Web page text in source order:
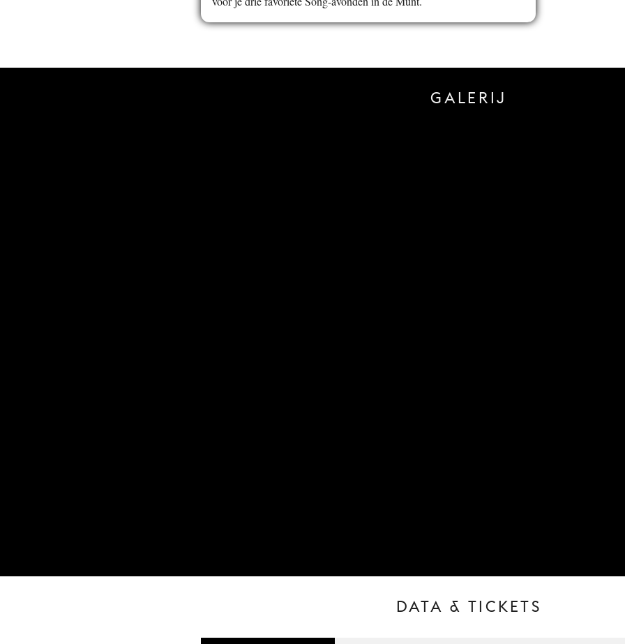
GALERIJ
DATA & TICKETS